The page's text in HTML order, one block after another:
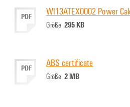
PDF WI13ATEX0002 Power
Größe 295 KB
PDF ABS certificate
Größe 2 MB